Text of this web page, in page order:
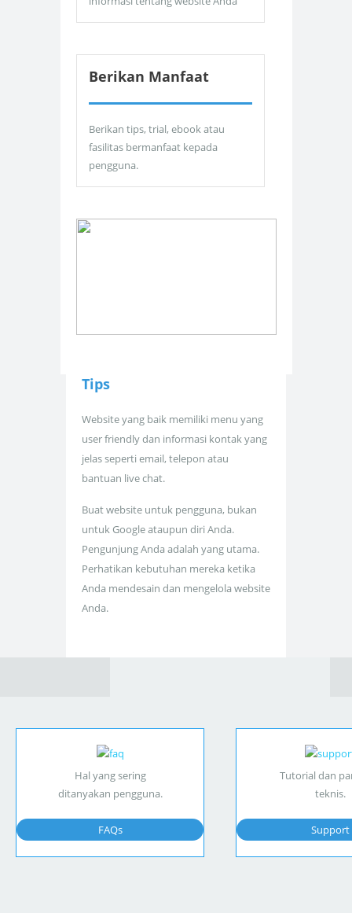
Berikan Manfaat
Berikan tips, trial, ebook atau
fasilitas bermanfaat kepada
pengguna.
Tips
Website yang baik memiliki menu yang
user friendly dan informasi kontak yang
jelas seperti email, telepon atau
bantuan live chat.
Buat website untuk pengguna, bukan
untuk Google ataupun diri Anda.
Pengunjung Anda adalah yang utama.
Perhatikan kebutuhan mereka ketika
Anda mendesain dan mengelola website
Anda.
Hal yang sering
ditanyakan pengguna.
FAQs
Tutorial dan
teknis.
Support